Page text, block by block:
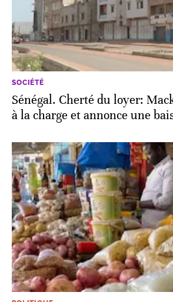
SOCIÉTÉ
Sénégal. Cherté du loyer:
à la charge et annonce une